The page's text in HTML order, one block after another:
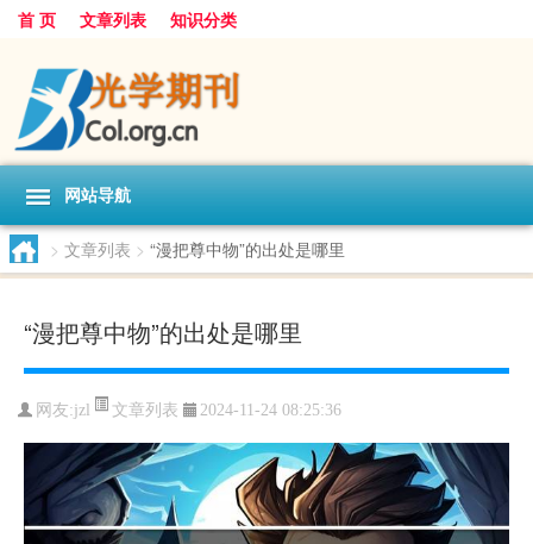
首 页 文章列表 知识分类
网站导航
> 文章列表 > “漫把尊中物”的出处是哪里
“漫把尊中物”的出处是哪里
网友:jzl 文章列表 2024-11-24 08:25:36